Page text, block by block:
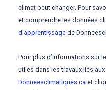
climat peut changer. Pour
et comprendre les données
d’apprentissage de
Pour plus d’informations sur
utiles dans les travaux liés
Donneesclimatiques.ca et